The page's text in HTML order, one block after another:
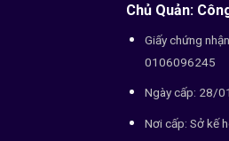
Chủ Quản:
Giấy chứng
0106096245
Ngày cấp: 28/
Nơi cấp: Sở kế